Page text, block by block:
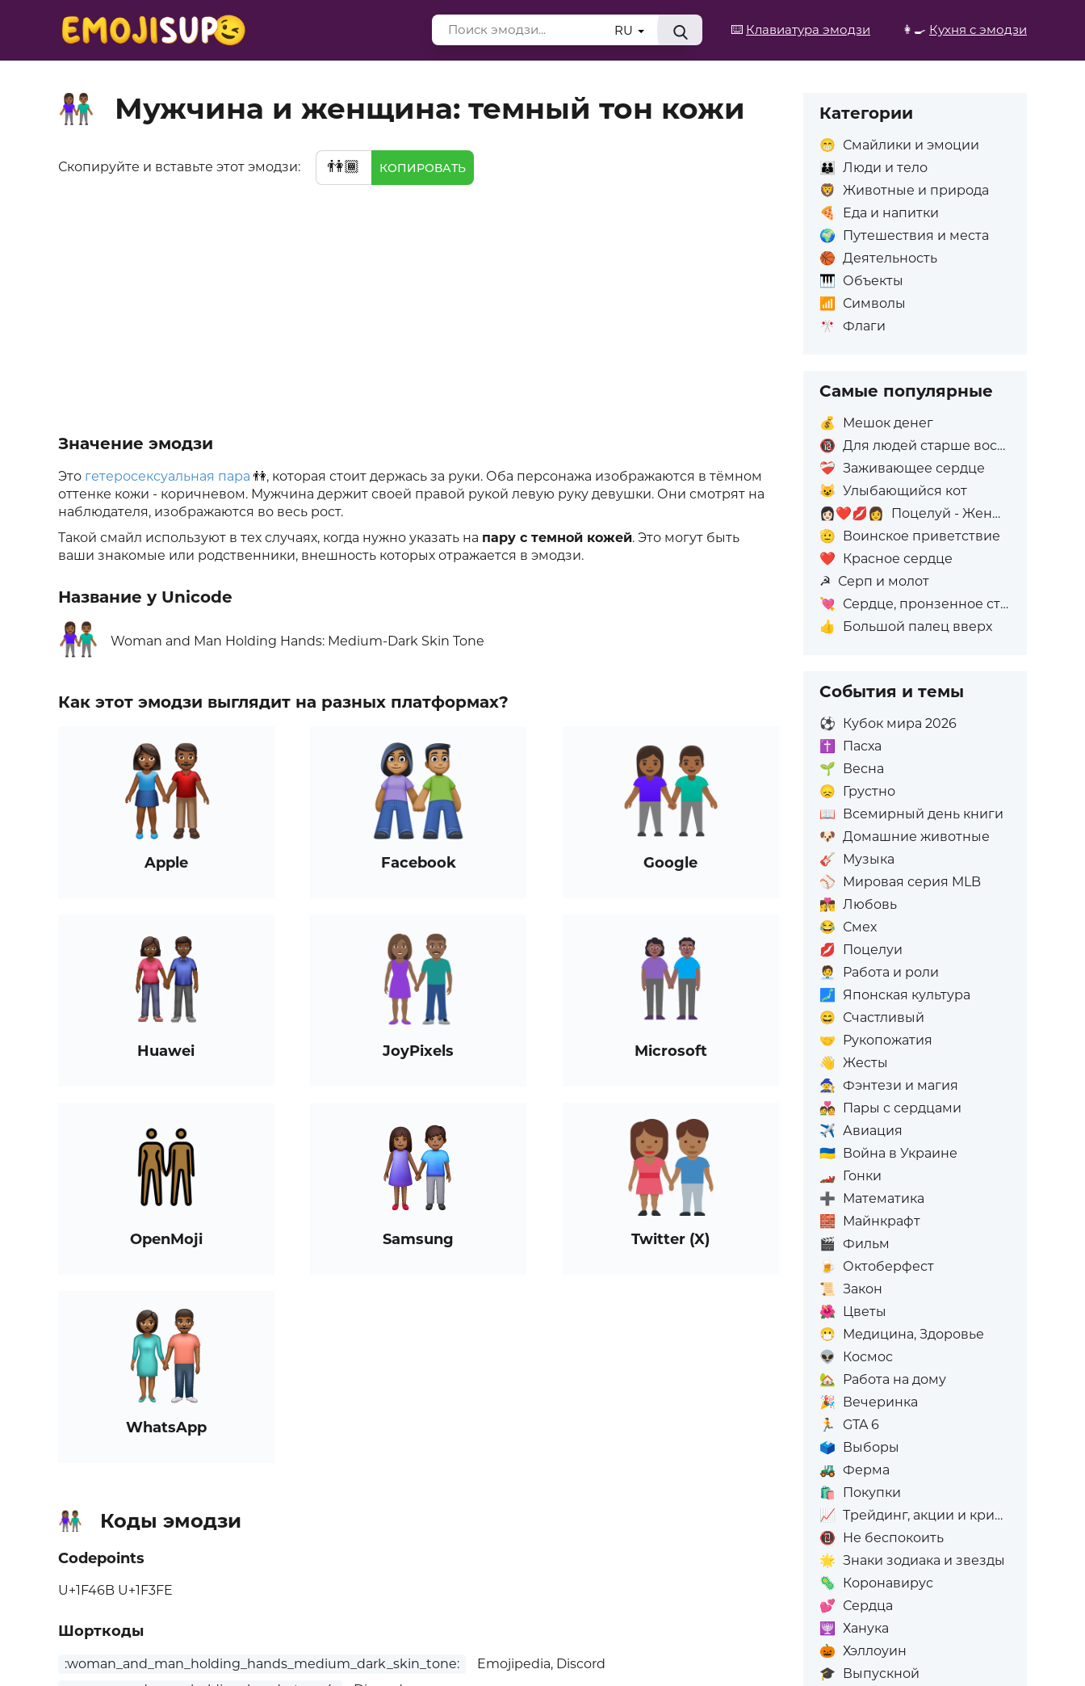
⌨️ Клавиатура эмодзи 👩‍🍳 Кухня с эмодзи
RU
👫🏾 Мужчина и женщина: темный тон кожи
Скопируйте и вставьте этот эмодзи: 👫🏾 КОПИРОВАТЬ
Значение эмодзи
Это гетеросексуальная пара 👫, которая стоит держась за руки. Оба персонажа изображаются в тёмном
оттенке кожи - коричневом. Мужчина держит своей правой рукой левую руку девушки. Они смотрят на
наблюдателя, изображаются во весь рост.
Такой смайл используют в тех случаях, когда нужно указать на пару с темной кожей. Это могут быть
ваши знакомые или родственники, внешность которых отражается в эмодзи.
Название у Unicode
👫🏾 Woman and Man Holding Hands: Medium-Dark Skin Tone
Как этот эмодзи выглядит на разных платформах?
Apple Facebook Google
Huawei JoyPixels Microsoft
OpenMoji Samsung Twitter (X)
WhatsApp
👫🏾 Коды эмодзи
Codepoints
U+1F46B U+1F3FE
Шорткоды
:woman_and_man_holding_hands_medium_dark_skin_tone:
Emojipedia, Discord
Категории
😁 Смайлики и эмоции
👪
Люди и тело
🦁 Животные и природа
🍕
Еда и напитки
🌍 Путешествия и места
🏀 Деятельность
🎹 Объекты
📶
Символы
🎌 Флаги
Самые популярные
💰
Мешок денег
🔞 Для людей старше восемнадцати лет
❤️‍🩹 Заживающее сердце
😺 Улыбающийся кот
👩🏻‍❤️‍💋‍👩
Поцелуй - Женщина: Светлый тон кожи, Женщина: Без тона кожи
🫡 Воинское приветствие
❤️ Красное сердце
☭ Серп и молот
💘 Сердце, пронзенное стрелой
👍
Большой палец вверх
События и темы
⚽ Кубок мира 2026
✝️
Пасха
🌱 Весна
😞 Грустно
📖 Всемирный день книги
🐶 Домашние животные
🎸 Музыка
⚾ Мировая серия MLB
👩‍❤️‍💋‍👨 Любовь
😂 Смех
💋 Поцелуи
🧑‍💼
Работа и роли
🗾
Японская культура
😄 Счастливый
🤝 Рукопожатия
👋 Жесты
🧙 Фэнтези и магия
💑 Пары с сердцами
✈️ Авиация
🇺🇦 Война в Украине
🏎️ Гонки
➕ Математика
🧱 Майнкрафт
🎬 Фильм
🍺
Октоберфест
📜 Закон
🌺 Цветы
😷 Медицина, Здоровье
👽
Космос
🏡
Работа на дому
🎉 Вечеринка
🏃
GTA 6
🗳️ Выборы
🚜 Ферма
🛍️
Покупки
📈 Трейдинг, акции и криптовалюта
📵 Не беспокоить
🌟 Знаки зодиака и звезды
🦠 Коронавирус
💕 Сердца
🕎
Ханука
🎃 Хэллоуин
🎓 Выпускной